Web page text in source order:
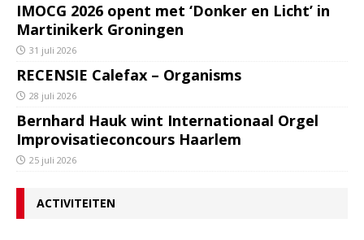
IMOCG 2026 opent met ‘Donker en Licht’ in
Martinikerk Groningen
31 juli 2026
RECENSIE Calefax – Organisms
28 juli 2026
Bernhard Hauk wint Internationaal Orgel
Improvisatieconcours Haarlem
25 juli 2026
ACTIVITEITEN